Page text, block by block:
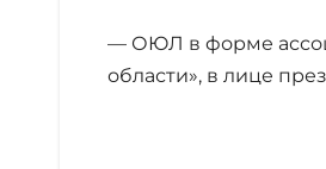
— ОЮЛ в форме
области», в лице